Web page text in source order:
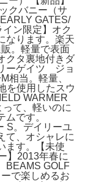
クバニー（サ
GATES/
ン限定】オク
なります。楽天
。軽量で表面
クタ裏地付きダ
ーゲイツ ジョ
当。軽量、
を使用したスウ
WARMER
て、軽いのに
です。
S。デイリーユ
て、オシャレに
ます。【未使
】2013年春に
BEAMS GOLF
で楽しめるお